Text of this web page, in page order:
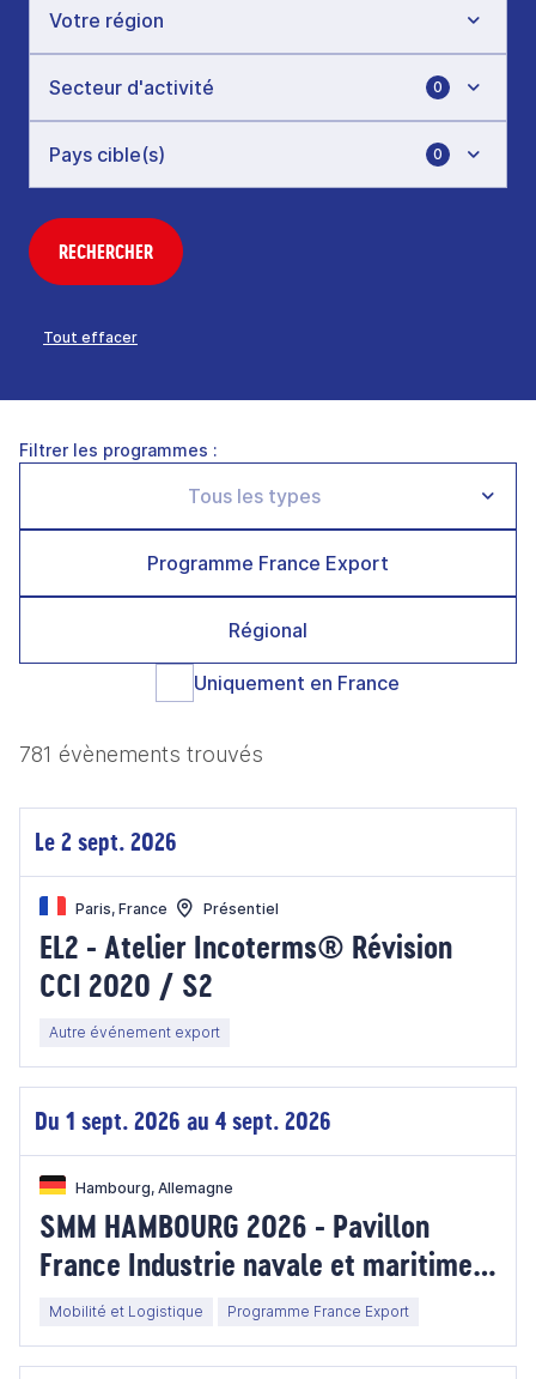
0
0
RECHERCHER
Tout effacer
Filtrer les programmes :
Programme France Export
Régional
Uniquement en France
781 évènements trouvés
Le 2 sept. 2026
Paris, France Présentiel
EL2 - Atelier Incoterms® Révision
CCI 2020 / S2
Autre événement export
Du 1 sept. 2026 au 4 sept. 2026
Hambourg, Allemagne
SMM HAMBOURG 2026 - Pavillon
France Industrie navale et maritime -
Allemagne
Mobilité et Logistique Programme France Export